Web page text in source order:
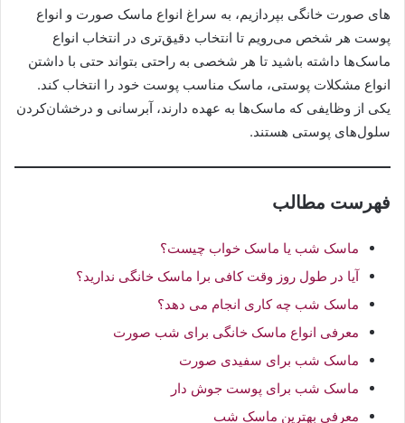
های صورت خانگی بپردازیم، به سراغ انواع ماسک صورت و انواع
پوست هر شخص می‌رویم تا انتخاب دقیق‌تری در انتخاب انواع
ماسک‌ها داشته باشید تا هر شخصی به راحتی بتواند حتی با داشتن
انواع مشکلات پوستی، ماسک مناسب پوست خود را انتخاب کند.
یکی از وظایفی که ماسک‌ها به عهده دارند، آبرسانی و درخشان‌کردن
سلول‌های پوستی هستند.
فهرست مطالب
ماسک شب یا ماسک خواب چیست؟
آیا در طول روز وقت کافی برا ماسک خانگی ندارید؟
ماسک شب چه کاری انجام می دهد؟
معرفی انواع ماسک خانگی برای شب صورت
ماسک شب برای سفیدی صورت
ماسک شب برای پوست جوش دار
معرفی بهترین ماسک شب